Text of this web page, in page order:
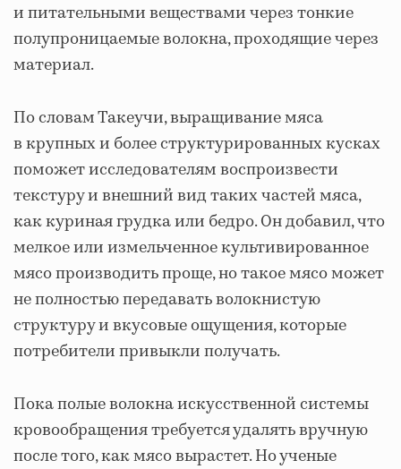
и питательными веществами через тонкие
полупроницаемые волокна, проходящие через
материал.
По словам Такеучи, выращивание мяса
в крупных и более структурированных кусках
поможет исследователям воспроизвести
текстуру и внешний вид таких частей мяса,
как куриная грудка или бедро. Он добавил, что
мелкое или измельченное культивированное
мясо производить проще, но такое мясо может
не полностью передавать волокнистую
структуру и вкусовые ощущения, которые
потребители привыкли получать.
Пока полые волокна искусственной системы
кровообращения требуется удалять вручную
после того, как мясо вырастет. Но ученые